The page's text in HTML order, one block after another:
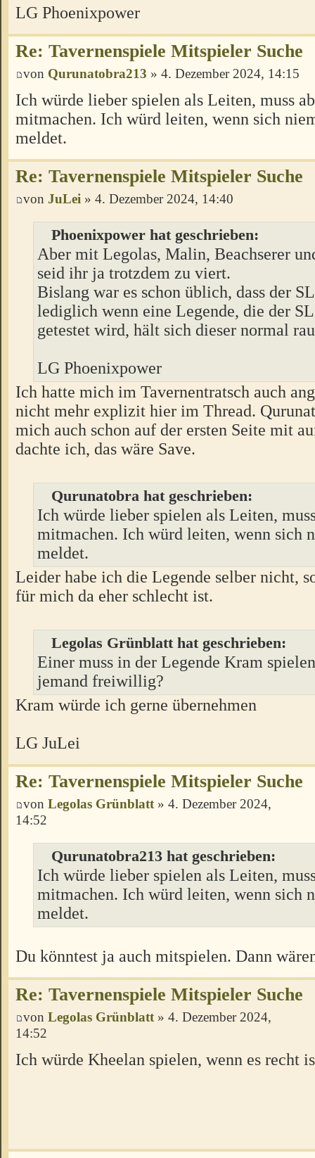
LG Phoenixpower
Re: Tavernenspiele Mitspieler Suche
von Qurunatobra213 » 4. Dezember 2024, 14:15
Ich würde lieber spielen als Leiten, muss
mitmachen. Ich würd leiten, wenn sich
meldet.
Re: Tavernenspiele Mitspieler Suche
von JuLei » 4. Dezember 2024, 14:40
Phoenixpower hat geschrieben:
Aber mit Legolas, Malin, Beachserer
seid ihr ja trotzdem zu viert.
Bislang war es schon üblich, dass der
lediglich wenn eine Legende, die der
getestet wird, hält sich dieser normal
LG Phoenixpower
Ich hatte mich im Tavernentratsch auch
nicht mehr explizit hier im Thread.
mich auch schon auf der ersten Seite mit
dachte ich, das wäre Save.
Qurunatobra hat geschrieben:
Ich würde lieber spielen als Leiten,
mitmachen. Ich würd leiten, wenn sich
meldet.
Leider habe ich die Legende selber nicht,
für mich da eher schlecht ist.
Legolas Grünblatt hat geschrieben:
Einer muss in der Legende Kram
jemand freiwillig?
Kram würde ich gerne übernehmen
LG JuLei
Re: Tavernenspiele Mitspieler Suche
von Legolas Grünblatt » 4. Dezember 2024,
14:52
Qurunatobra213 hat geschrieben:
Ich würde lieber spielen als Leiten,
mitmachen. Ich würd leiten, wenn sich
meldet.
Du könntest ja auch mitspielen. Dann
Re: Tavernenspiele Mitspieler Suche
von Legolas Grünblatt » 4. Dezember 2024,
14:52
Ich würde Kheelan spielen, wenn es recht